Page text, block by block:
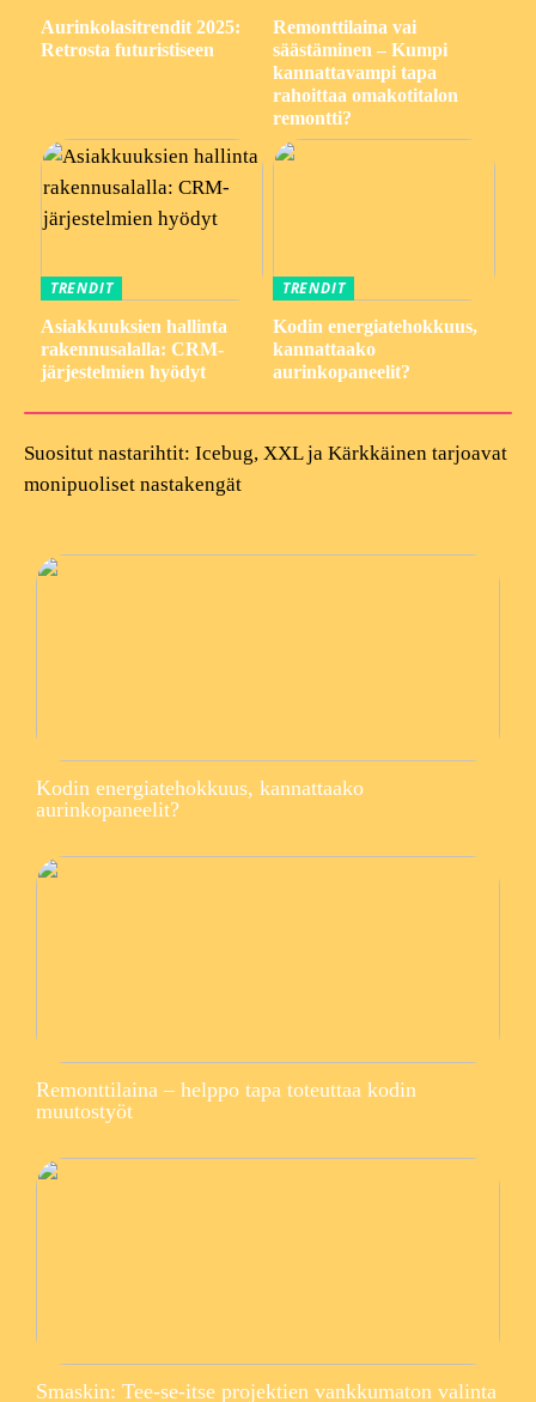
Aurinkolasitrendit 2025:
Retrosta futuristiseen
Remonttilaina vai
säästäminen – Kumpi
kannattavampi tapa
rahoittaa omakotitalon
remontti?
TRENDIT
Asiakkuuksien hallinta
rakennusalalla: CRM-
järjestelmien hyödyt
TRENDIT
Kodin energiatehokkuus,
kannattaako
aurinkopaneelit?
Suositut nastarihtit: Icebug, XXL ja Kärkkäinen tarjoavat
monipuoliset nastakengät
Kodin energiatehokkuus, kannattaako
aurinkopaneelit?
Remonttilaina – helppo tapa toteuttaa kodin
muutostyöt
Smaskin: Tee-se-itse projektien vankkumaton valinta